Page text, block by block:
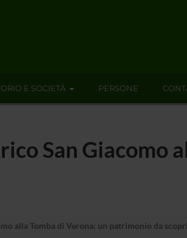
E SOCIETÀ PERSONE
San Giacomo
alla Tomba di Verona: un patrimonio da